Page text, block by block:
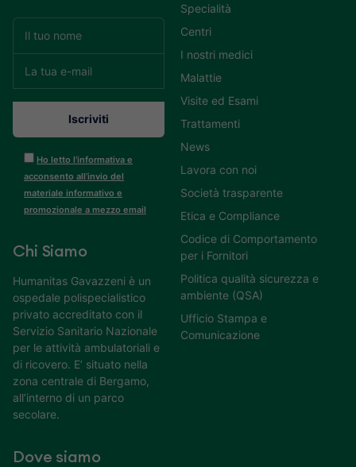
Ho letto l’informativa e
acconsento all’invio del
materiale informativo e
promozionale a mezzo email
Chi Siamo
Humanitas Gavazzeni è un
ospedale polispecialistico
privato accreditato con il
Servizio Sanitario Nazionale
per le attività ambulatoriali e
di ricovero. E’ situato nella
zona centrale di Bergamo,
all’interno di un parco
secolare.
Dove siamo
Specialità
Centri
I nostri medici
Malattie
Visite ed Esami
Trattamenti
News
Lavora con noi
Società trasparente
Etica e Compliance
Codice di Comportamento
per i Fornitori
Politica qualità sicurezza e
ambiente (QSA)
Ufficio Stampa e
Comunicazione